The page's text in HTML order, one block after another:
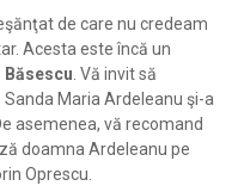
de care nu credeam
Acesta este încă un
Băsescu . Vă invit să
Maria Ardeleanu şi-a
asemenea, vă recomand
doamna Ardeleanu pe
Oprescu.